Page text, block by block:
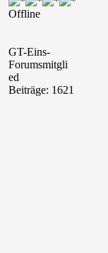
Offline
GT-Eins-
Forumsmitgli
ed
Beiträge: 1621